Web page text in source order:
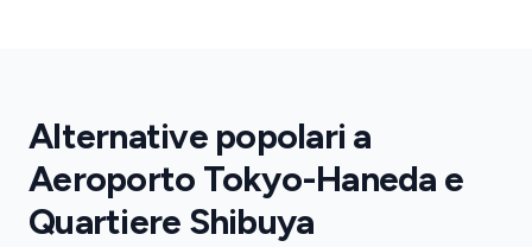
Alternative popolari a
Aeroporto Tokyo-Haneda e
Quartiere Shibuya